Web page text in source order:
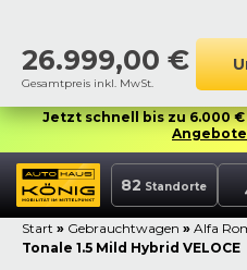
26.999,00 €
Gesamtpreis inkl. MwSt.
Jetzt schnell bis zu 6.000
82 Standorte
Start » Gebrauchtwagen » Alfa
Tonale 1.5 Mild Hybrid VELOCE